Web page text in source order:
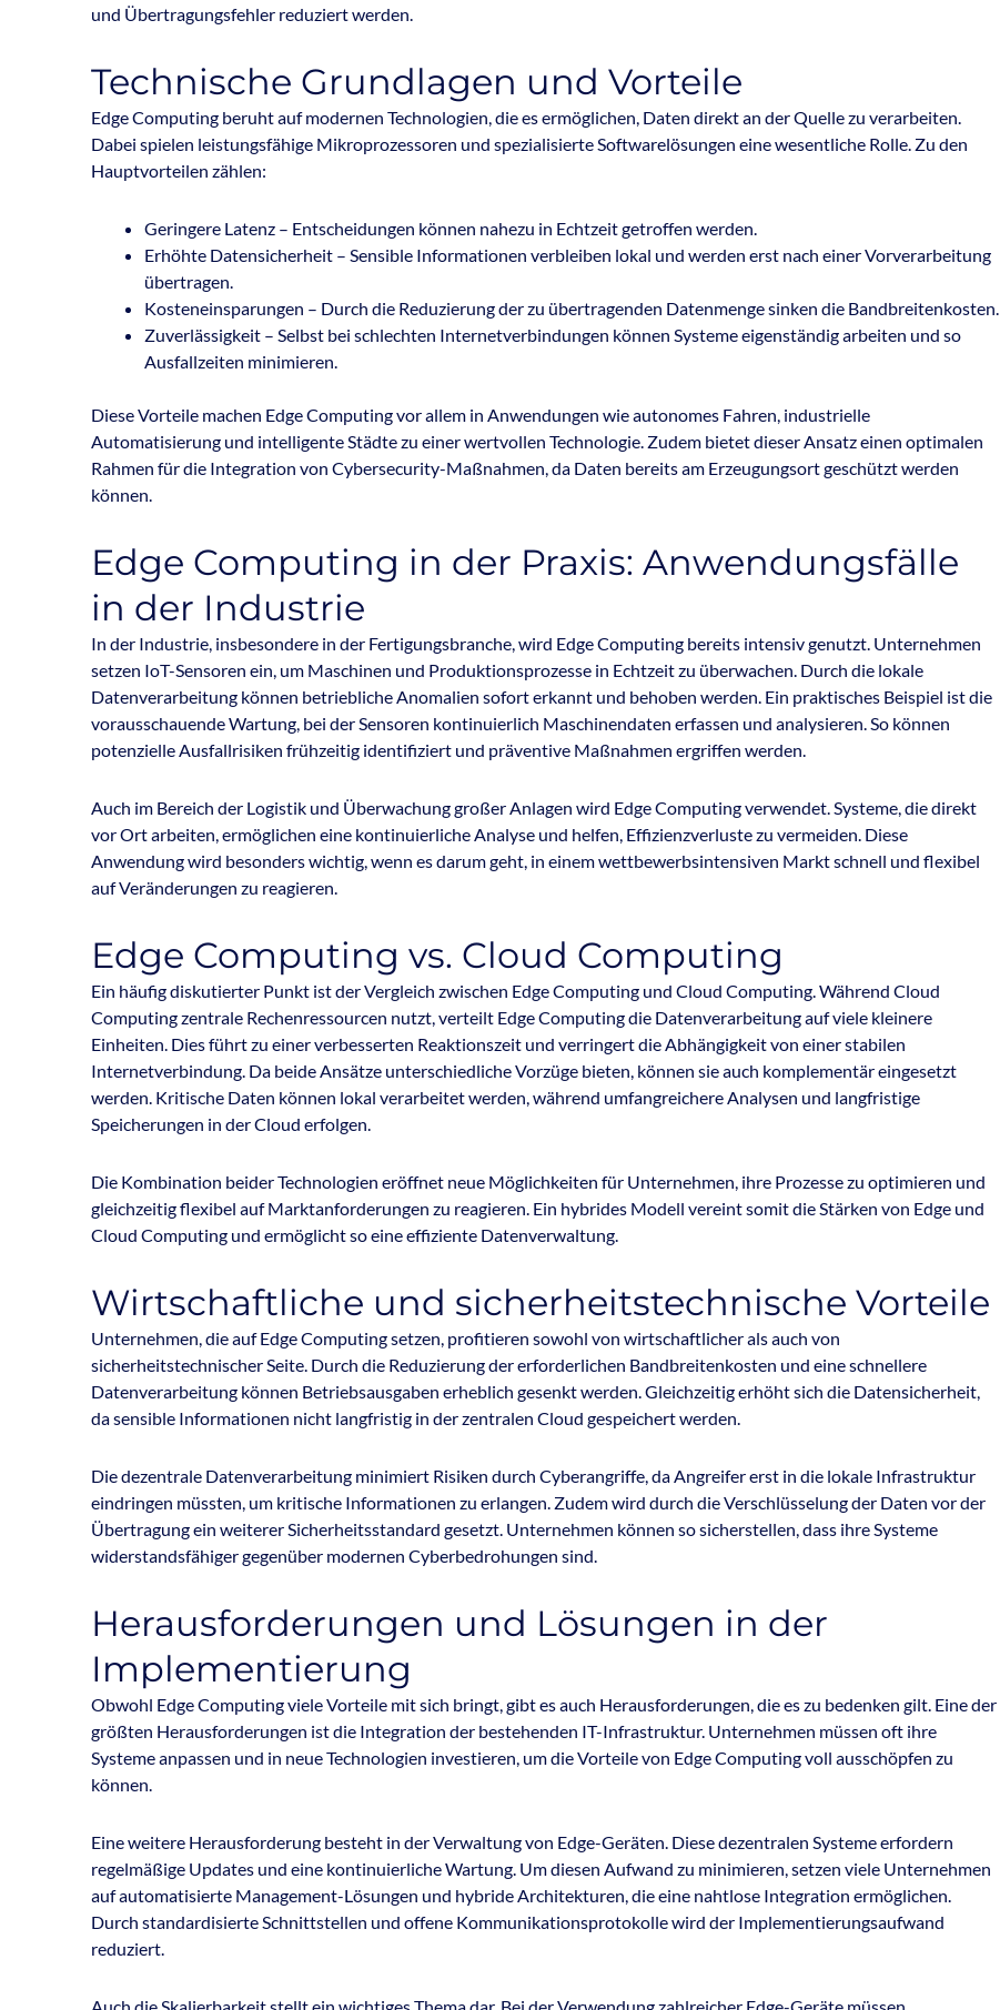
und Übertragungsfehler reduziert werden.
Technische Grundlagen und Vorteile
Edge Computing beruht auf modernen Technologien, die es ermöglichen, Daten direkt an der Quelle zu verarbeiten.
Dabei spielen leistungsfähige Mikroprozessoren und spezialisierte Softwarelösungen eine wesentliche Rolle. Zu den
Hauptvorteilen zählen:
Geringere Latenz – Entscheidungen können nahezu in Echtzeit getroffen werden.
Erhöhte Datensicherheit – Sensible Informationen verbleiben lokal und werden erst nach einer Vorverarbeitung
übertragen.
Kosteneinsparungen – Durch die Reduzierung der zu übertragenden Datenmenge sinken die Bandbreitenkosten.
Zuverlässigkeit – Selbst bei schlechten Internetverbindungen können Systeme eigenständig arbeiten und so
Ausfallzeiten minimieren.
Diese Vorteile machen Edge Computing vor allem in Anwendungen wie autonomes Fahren, industrielle
Automatisierung und intelligente Städte zu einer wertvollen Technologie. Zudem bietet dieser Ansatz einen optimalen
Rahmen für die Integration von Cybersecurity-Maßnahmen, da Daten bereits am Erzeugungsort geschützt werden
können.
Edge Computing in der Praxis: Anwendungsfälle
in der Industrie
In der Industrie, insbesondere in der Fertigungsbranche, wird Edge Computing bereits intensiv genutzt. Unternehmen
setzen IoT-Sensoren ein, um Maschinen und Produktionsprozesse in Echtzeit zu überwachen. Durch die lokale
Datenverarbeitung können betriebliche Anomalien sofort erkannt und behoben werden. Ein praktisches Beispiel ist die
vorausschauende Wartung, bei der Sensoren kontinuierlich Maschinendaten erfassen und analysieren. So können
potenzielle Ausfallrisiken frühzeitig identifiziert und präventive Maßnahmen ergriffen werden.
Auch im Bereich der Logistik und Überwachung großer Anlagen wird Edge Computing verwendet. Systeme, die direkt
vor Ort arbeiten, ermöglichen eine kontinuierliche Analyse und helfen, Effizienzverluste zu vermeiden. Diese
Anwendung wird besonders wichtig, wenn es darum geht, in einem wettbewerbsintensiven Markt schnell und flexibel
auf Veränderungen zu reagieren.
Edge Computing vs. Cloud Computing
Ein häufig diskutierter Punkt ist der Vergleich zwischen Edge Computing und Cloud Computing. Während Cloud
Computing zentrale Rechenressourcen nutzt, verteilt Edge Computing die Datenverarbeitung auf viele kleinere
Einheiten. Dies führt zu einer verbesserten Reaktionszeit und verringert die Abhängigkeit von einer stabilen
Internetverbindung. Da beide Ansätze unterschiedliche Vorzüge bieten, können sie auch komplementär eingesetzt
werden. Kritische Daten können lokal verarbeitet werden, während umfangreichere Analysen und langfristige
Speicherungen in der Cloud erfolgen.
Die Kombination beider Technologien eröffnet neue Möglichkeiten für Unternehmen, ihre Prozesse zu optimieren und
gleichzeitig flexibel auf Marktanforderungen zu reagieren. Ein hybrides Modell vereint somit die Stärken von Edge und
Cloud Computing und ermöglicht so eine effiziente Datenverwaltung.
Wirtschaftliche und sicherheitstechnische Vorteile
Unternehmen, die auf Edge Computing setzen, profitieren sowohl von wirtschaftlicher als auch von
sicherheitstechnischer Seite. Durch die Reduzierung der erforderlichen Bandbreitenkosten und eine schnellere
Datenverarbeitung können Betriebsausgaben erheblich gesenkt werden. Gleichzeitig erhöht sich die Datensicherheit,
da sensible Informationen nicht langfristig in der zentralen Cloud gespeichert werden.
Die dezentrale Datenverarbeitung minimiert Risiken durch Cyberangriffe, da Angreifer erst in die lokale Infrastruktur
eindringen müssten, um kritische Informationen zu erlangen. Zudem wird durch die Verschlüsselung der Daten vor der
Übertragung ein weiterer Sicherheitsstandard gesetzt. Unternehmen können so sicherstellen, dass ihre Systeme
widerstandsfähiger gegenüber modernen Cyberbedrohungen sind.
Herausforderungen und Lösungen in der
Implementierung
Obwohl Edge Computing viele Vorteile mit sich bringt, gibt es auch Herausforderungen, die es zu bedenken gilt. Eine der
größten Herausforderungen ist die Integration der bestehenden IT-Infrastruktur. Unternehmen müssen oft ihre
Systeme anpassen und in neue Technologien investieren, um die Vorteile von Edge Computing voll ausschöpfen zu
können.
Eine weitere Herausforderung besteht in der Verwaltung von Edge-Geräten. Diese dezentralen Systeme erfordern
regelmäßige Updates und eine kontinuierliche Wartung. Um diesen Aufwand zu minimieren, setzen viele Unternehmen
auf automatisierte Management-Lösungen und hybride Architekturen, die eine nahtlose Integration ermöglichen.
Durch standardisierte Schnittstellen und offene Kommunikationsprotokolle wird der Implementierungsaufwand
reduziert.